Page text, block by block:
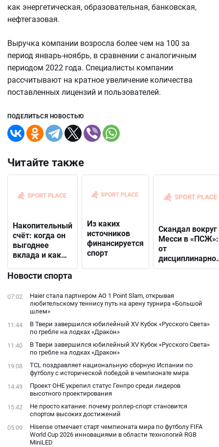
как энергетическая, образовательная, банковская,
нефтегазовая.
Выручка компании возросла более чем на 100 за
период январь-ноябрь, в сравнении с аналогичным
периодом 2022 года. Специалисты компании
рассчитывают на кратное увеличение количества
поставленных лицензий и пользователей.
ПОДЕЛИТЬСЯ НОВОСТЬЮ
Читайте также
Накопительный
счёт: когда он
выгоднее
вклада и как
подходящий
Из каких
источников
финансируется
спорт
Скандал вокруг
Месси в «ПСЖ»:
от
решения до
фанатами
Новости спорта
07:02
Haier стала партнером AO 1 Point Slam, открывая
любительскому теннису путь на арену турнира «Большой
шлем»
11:44
В Твери завершился юбилейный XV Кубок «Русского Света»
по гребле на лодках «Дракон»
11:40
В Твери завершился юбилейный XV Кубок «Русского Света»
по гребле на лодках «Дракон»
19:08
TCL поздравляет национальную сборную Испании по
футболу с исторической победой в чемпионате мира
14:49
Проект ОНЕ укрепил статус Генпро среди лидеров
высотного проектирования
15:42
Не просто катание: почему роллер-спорт становится
спортом высоких достижений
05:09
Hisense отмечает старт чемпионата мира по футболу FIFA
World Cup 2026 инновациями в области технологий RGB
MiniLED